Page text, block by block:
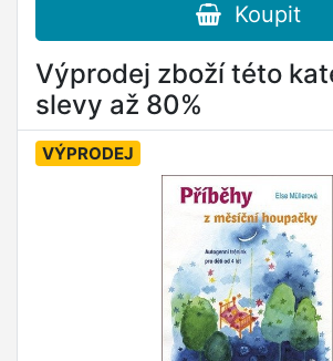
Koupit
Výprodej zboží této
slevy až 80%
VÝPRODEJ